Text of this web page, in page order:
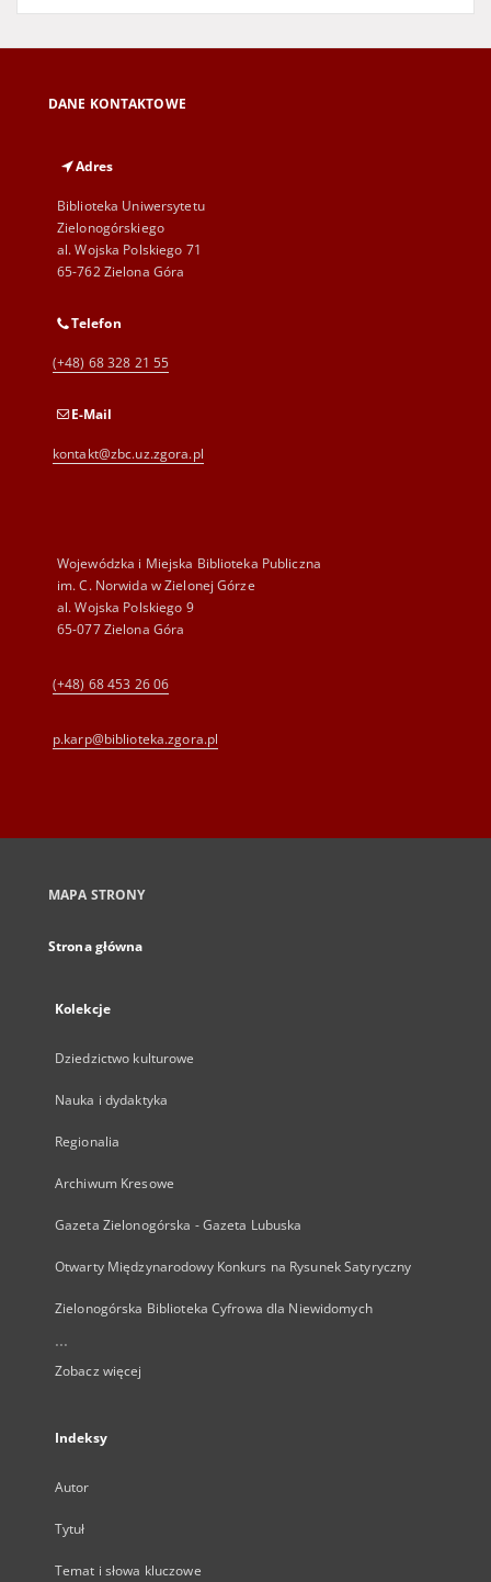
DANE KONTAKTOWE
Adres
Biblioteka Uniwersytetu
Zielonogórskiego
al. Wojska Polskiego 71
65-762 Zielona Góra
Telefon
(+48) 68 328 21 55
E-Mail
kontakt@zbc.uz.zgora.pl
Wojewódzka i Miejska Biblioteka Publiczna
im. C. Norwida w Zielonej Górze
al. Wojska Polskiego 9
65-077 Zielona Góra
(+48) 68 453 26 06
p.karp@biblioteka.zgora.pl
MAPA STRONY
Strona główna
Kolekcje
Dziedzictwo kulturowe
Nauka i dydaktyka
Regionalia
Archiwum Kresowe
Gazeta Zielonogórska - Gazeta Lubuska
Otwarty Międzynarodowy Konkurs na Rysunek Satyryczny
Zielonogórska Biblioteka Cyfrowa dla Niewidomych
...
Zobacz więcej
Indeksy
Autor
Tytuł
Temat i słowa kluczowe